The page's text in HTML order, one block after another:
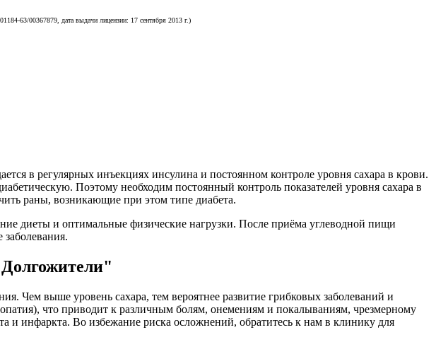
63/00367879, дата выдачи лицензии: 17 сентября 2013 г.)
в регулярных инъекциях инсулина и постоянном контроле уровня сахара в крови.
Поэтому необходим постоянный контроль показателей уровня сахара в
раны, возникающие при этом типе диабета.
диеты и оптимальные физические нагрузки. После приёма углеводной пищи
Чем выше уровень сахара, тем вероятнее развитие грибковых заболеваний и
что приводит к различным болям, онемениям и покалываниям, чрезмерному
и инфаркта. Во избежание риска осложнений, обратитесь к нам в клинику для